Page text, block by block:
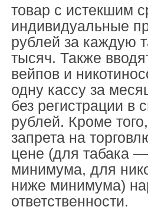
товар с истекшим
индивидуальные
рублей за каждую
тысяч. Также
вейпов и
одну кассу за
без регистрации в
рублей. Кроме
запрета на
цене (для табака
минимума, для
ниже минимума)
ответственности.